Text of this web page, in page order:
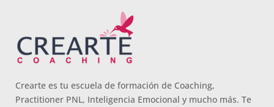
Crearte es tu escuela de formación de Coaching,
Practitioner PNL, Inteligencia Emocional y mucho más. Te